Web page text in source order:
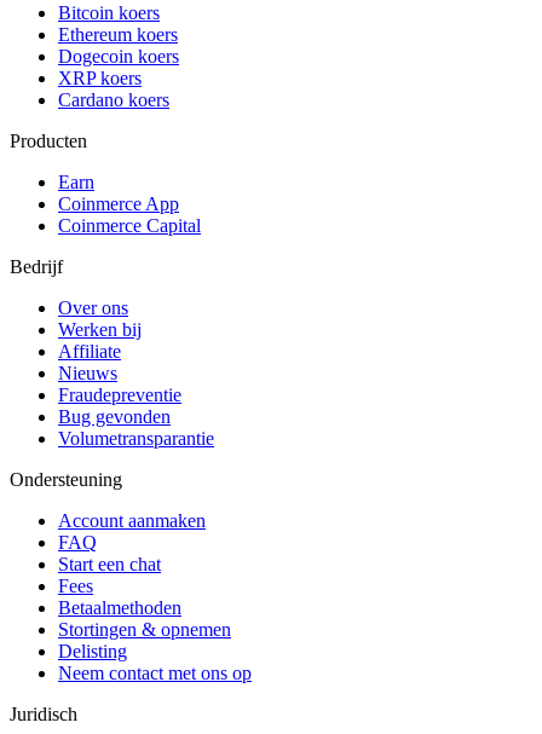
Bitcoin koers
Ethereum koers
Dogecoin koers
XRP koers
Cardano koers
Producten
Earn
Coinmerce App
Coinmerce Capital
Bedrijf
Over ons
Werken bij
Affiliate
Nieuws
Fraudepreventie
Bug gevonden
Volumetransparantie
Ondersteuning
Account aanmaken
FAQ
Start een chat
Fees
Betaalmethoden
Stortingen & opnemen
Delisting
Neem contact met ons op
Juridisch